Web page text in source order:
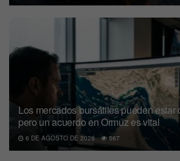
Los mercados bursátiles pueden estar
pero un acuerdo en Ormuz es vital
6 DE AGOSTO DE 2026 567